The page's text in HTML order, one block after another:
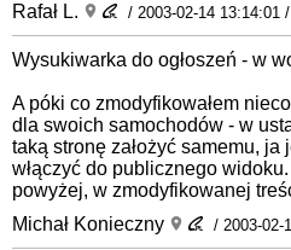
Rafał L.
/ 2003-02-14 13:14:01 /
Wysukiwarka do ogłoszeń - w
A póki co zmodyfikowałem
dla swoich samochodów - w
taką stronę założyć samemu,
włączyć do publicznego
powyżej, w zmodyfikowanej
Michał Konieczny
/ 2003-02-